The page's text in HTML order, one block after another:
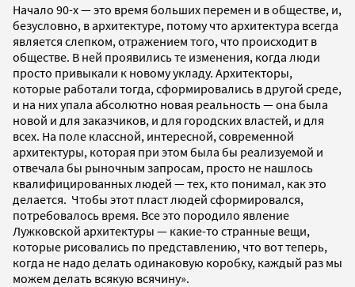
Начало 90-х — это время больших перемен и в обществе, и,
безусловно, в архитектуре, потому что архитектура всегда
является слепком, отражением того, что происходит в
обществе. В ней проявились те изменения, когда люди
просто привыкали к новому укладу. Архитекторы,
которые работали тогда, сформировались в другой среде,
и на них упала абсолютно новая реальность — она была
новой и для заказчиков, и для городских властей, и для
всех. На поле классной, интересной, современной
архитектуры, которая при этом была бы реализуемой и
отвечала бы рыночным запросам, просто не нашлось
квалифицированных людей — тех, кто понимал, как это
делается. Чтобы этот пласт людей сформировался,
потребовалось время. Все это породило явление
Лужковской архитектуры — какие-то странные вещи,
которые рисовались по представлению, что вот теперь,
когда не надо делать одинаковую коробку, каждый раз мы
можем делать всякую всячину».